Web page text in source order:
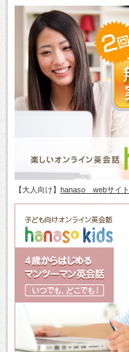
【大人向け】 hanaso webサイト